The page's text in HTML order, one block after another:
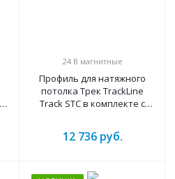
24 B магнитные
Профиль для натяжного
потолка Трек TrackLine
Track STC в комплекте с
ral9003 белый)
12 736руб.